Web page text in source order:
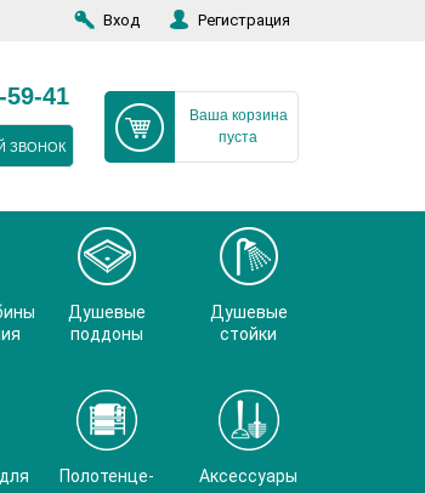
Вход Регистрация
59-41
ЗВОНОК
Ваша корзина
пуста
Душевые
поддоны
Душевые
стойки
Полотенце-
Аксессуары